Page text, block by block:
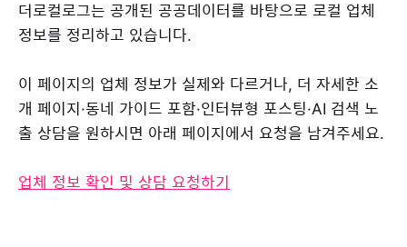
더로컬로그는 공개된 공공데이터를 바탕으로 로컬 업체
정보를 정리하고 있습니다.
이 페이지의 업체 정보가 실제와 다르거나, 더 자세한 소
개 페이지·동네 가이드 포함·인터뷰형 포스팅·AI 검색 노
출 상담을 원하시면 아래 페이지에서 요청을 남겨주세요.
업체 정보 확인 및 상담 요청하기